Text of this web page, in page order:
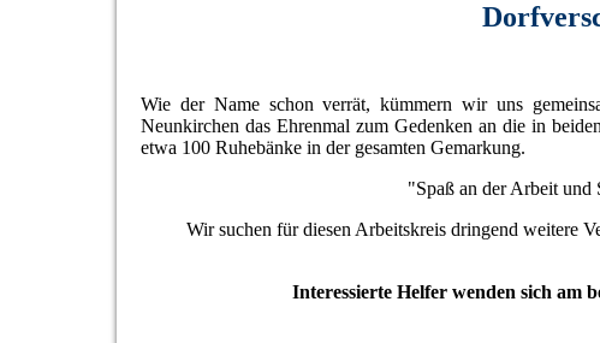
Wie der Name schon verrät, kümmern wir uns
Neunkirchen das Ehrenmal zum Gedenken an die in
etwa 100 Ruhebänke in der gesamten Gemarkung.
"Spaß an der Arbeit und
Wir suchen für diesen Arbeitskreis dringend weitere
Interessierte Helfer wenden sich am